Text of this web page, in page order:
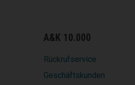
A&K 10.000
Rückrufservice
Geschäftskunden